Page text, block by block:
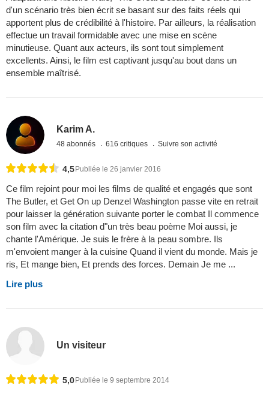
d'un scénario très bien écrit se basant sur des faits réels qui
apportent plus de crédibilité à l'histoire. Par ailleurs, la réalisation
effectue un travail formidable avec une mise en scène
minutieuse. Quant aux acteurs, ils sont tout simplement
excellents. Ainsi, le film est captivant jusqu'au bout dans un
ensemble maîtrisé.
Karim A.
48 abonnés 616 critiques Suivre son activité
4,5 Publiée le 26 janvier 2016
Ce film rejoint pour moi les films de qualité et engagés que sont
The Butler, et Get On up Denzel Washington passe vite en retrait
pour laisser la génération suivante porter le combat Il commence
son film avec la citation d"un très beau poème Moi aussi, je
chante l'Amérique. Je suis le frère à la peau sombre. Ils
m'envoient manger à la cuisine Quand il vient du monde. Mais je
ris, Et mange bien, Et prends des forces. Demain Je me ...
Lire plus
Un visiteur
5,0 Publiée le 9 septembre 2014